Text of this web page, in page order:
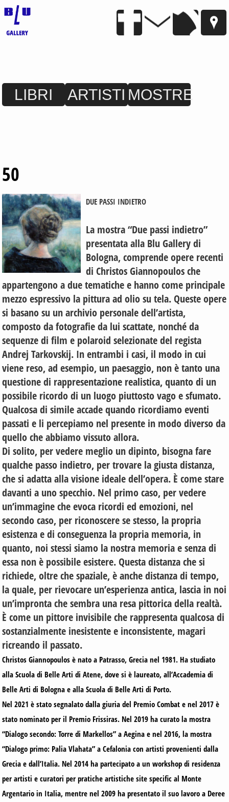
LIBRI ARTISTI MOSTRE
50
DUE PASSI INDIETRO
La mostra “Due passi indietro”
presentata alla Blu Gallery di
Bologna, comprende opere recenti
di Christos Giannopoulos che
appartengono a due tematiche e hanno come principale
mezzo espressivo la pittura ad olio su tela. Queste opere
si basano su un archivio personale dell’artista,
composto da fotografie da lui scattate, nonché da
sequenze di film e polaroid selezionate del regista
Andrej Tarkovskij. In entrambi i casi, il modo in cui
viene reso, ad esempio, un paesaggio, non è tanto una
questione di rappresentazione realistica, quanto di un
possibile ricordo di un luogo piuttosto vago e sfumato.
Qualcosa di simile accade quando ricordiamo eventi
passati e li percepiamo nel presente in modo diverso da
quello che abbiamo vissuto allora.
Di solito, per vedere meglio un dipinto, bisogna fare
qualche passo indietro, per trovare la giusta distanza,
che si adatta alla visione ideale dell’opera. È come stare
davanti a uno specchio. Nel primo caso, per vedere
un’immagine che evoca ricordi ed emozioni, nel
secondo caso, per riconoscere se stesso, la propria
esistenza e di conseguenza la propria memoria, in
quanto, noi stessi siamo la nostra memoria e senza di
essa non è possibile esistere. Questa distanza che si
richiede, oltre che spaziale, è anche distanza di tempo,
la quale, per rievocare un’esperienza antica, lascia in noi
un’impronta che sembra una resa pittorica della realtà.
È come un pittore invisibile che rappresenta qualcosa di
sostanzialmente inesistente e inconsistente, magari
ricreando il passato.
Christos Giannopoulos è nato a Patrasso, Grecia nel 1981. Ha studiato
alla Scuola di Belle Arti di Atene, dove si è laureato, all’Accademia di
Belle Arti di Bologna e alla Scuola di Belle Arti di Porto.
Nel 2021 è stato segnalato dalla giuria del Premio Combat e nel 2017 è
stato nominato per il Premio Frissiras. Nel 2019 ha curato la mostra
“Dialogo secondo: Torre di Markellos” a Aegina e nel 2016, la mostra
“Dialogo primo: Palia Vlahata” a Cefalonia con artisti provenienti dalla
Grecia e dall’Italia. Nel 2014 ha partecipato a un workshop di residenza
per artisti e curatori per pratiche artistiche site specific al Monte
Argentario in Italia, mentre nel 2009 ha presentato il suo lavoro a Deree